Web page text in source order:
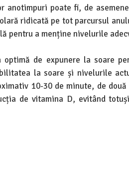
anotimpuri poate fi, de
ridicată pe tot parcursul
pentru a menține nivelurile
optimă de expunere la soare
la soare și nivelurile
10-30 de minute, de
de vitamina D, evitând